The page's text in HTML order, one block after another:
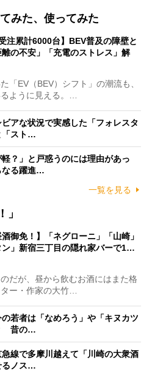
みた、使ってみた
注累計6000台】BEV普及の障壁と
の不安」「充電のストレス」解
「EV（BEV）シフト」の潮流も、
ように見える。…
ビアな状況で実感した「フォレスタ
「スト…
？」と戸惑うのには理由があっ
る躍進…
一覧を見る
」
酒御免！】「ネグローニ」「山崎」
ン」新宿三丁目の隠れ家バーで1…
だが、昼から飲むお酒にはまた格
ー・作家の大竹…
の若者は「なめろう」や「キヌカツ
昔の…
急線で多摩川越えて「川崎の大衆酒
るノス…